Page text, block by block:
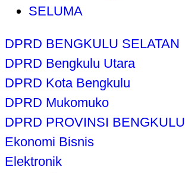
SELUMA
DPRD BENGKULU SELATAN
DPRD Bengkulu Utara
DPRD Kota Bengkulu
DPRD Mukomuko
DPRD PROVINSI BENGKULU
Ekonomi Bisnis
Elektronik